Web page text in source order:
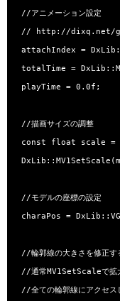
//アニメーション設定
// http://dixq.net/g/
attachIndex =
totalTime =
playTime = 0.0f;
//描画サイズの調整
const float scale =
//モデルの座標の設定
charaPos =
//輪郭線の大きさを修正す
//通常MV1SetScaleで拡大
//全ての輪郭線にアクセス